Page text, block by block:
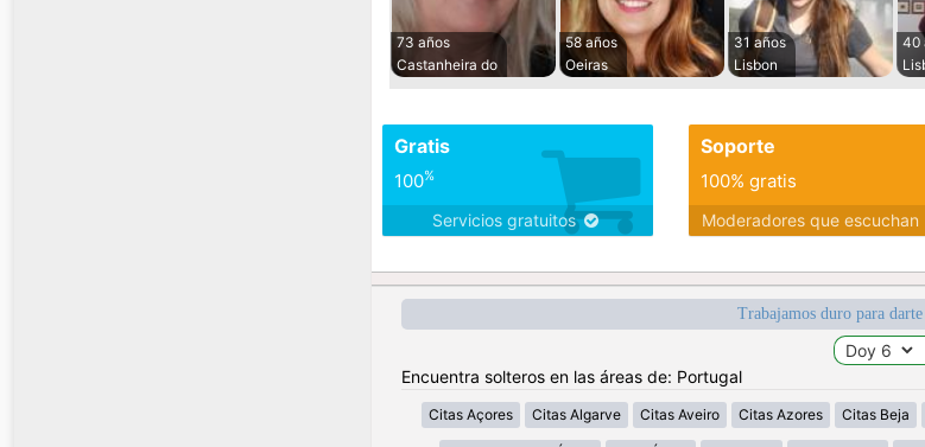
73 años
Castanheira do
58 años
Oeiras
31 años
Lisbon
40
Gratis
100%
Servicios gratuitos
Soporte
100% gratis
Moderadores que escuchan
Trabajamos duro para
Encuentra solteros en las áreas de: Portugal
Citas Açores Citas Algarve Citas Aveiro Citas Azores Citas Beja